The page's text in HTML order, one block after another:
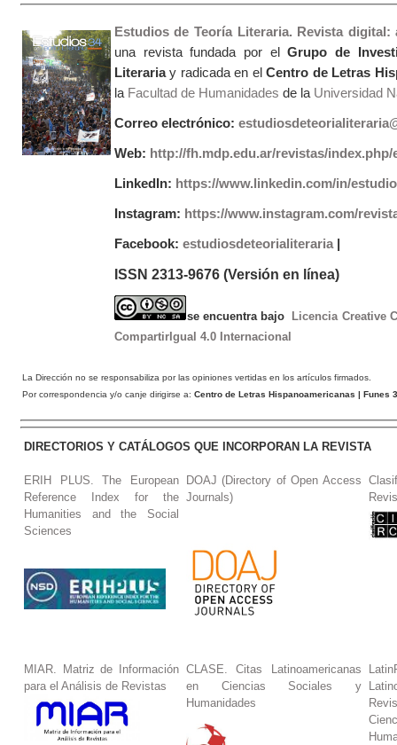
Estudios de Teoría Literaria. Revista
una revista fundada por elGrupo de
Literariay radicada en elCentro de Letras
la Facultad de Humanidades de laUniversidad
Correo electrónico:
Web: http://fh.mdp.edu.ar/revistas/index.php/
LinkedIn: https://www.linkedin.com/in/
Instagram: https://www.instagram.com/
Facebook: estudiosdeteorialiteraria|
ISSN 2313-9676 (Versión en línea)
se encuentra bajo
Licencia Creative
CompartirIgual 4.0 Internacional
La Dirección no se responsabiliza por las opiniones vertidas en los artículos firmados.
Por correspondencia y/o canje dirigirse a: Centro de Letras Hispanoamericanas | Funes
DIRECTORIOS Y CATÁLOGOS QUE INCORPORAN LA REVISTA
ERIH PLUS. The European
Reference Index for the
Humanities and the Social
Sciences
DOAJ (Directory of Open Access
Journals)
MIAR. Matriz de Información
para el Análisis de Revistas
CLASE. Citas Latinoamericanas
en Ciencias Sociales y
Humanidades